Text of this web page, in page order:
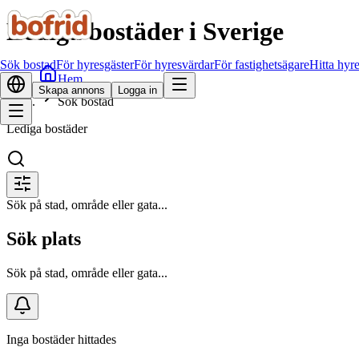
Sök bostadFör hyresgästerFör hyresvärdarFör fastighetsägareHitta
Skapa annons Logga in
Lediga bostäder i Sverige
Hem
Sök bostad
Lediga bostäder
Sök på stad, område eller gata...
Sök plats
Sök på stad, område eller gata...
Inga bostäder hittades